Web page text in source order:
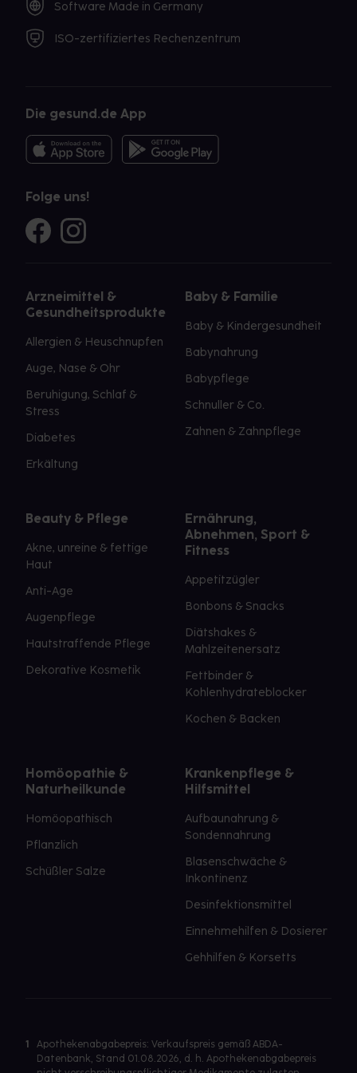
Software Made in Germany
ISO-zertifiziertes Rechenzentrum
Die gesund.de App
Folge uns!
Arzneimittel &
Gesundheitsprodukte
Allergien & Heuschnupfen
Auge, Nase & Ohr
Beruhigung, Schlaf &
Stress
Diabetes
Erkältung
Baby & Familie
Baby & Kindergesundheit
Babynahrung
Babypflege
Schnuller & Co.
Zahnen & Zahnpflege
Beauty & Pflege
Akne, unreine & fettige
Haut
Anti-Age
Augenpflege
Hautstraffende Pflege
Dekorative Kosmetik
Ernährung,
Abnehmen, Sport &
Fitness
Appetitzügler
Bonbons & Snacks
Diätshakes &
Mahlzeitenersatz
Fettbinder &
Kohlenhydrateblocker
Kochen & Backen
Homöopathie &
Naturheilkunde
Homöopathisch
Pflanzlich
Schüßler Salze
Krankenpflege &
Hilfsmittel
Aufbaunahrung &
Sondennahrung
Blasenschwäche &
Inkontinenz
Desinfektionsmittel
Einnehmehilfen & Dosierer
Gehhilfen & Korsetts
1
Apothekenabgabepreis: Verkaufspreis gemäß ABDA-
Datenbank, Stand 01.08.2026, d. h. Apothekenabgabepreis